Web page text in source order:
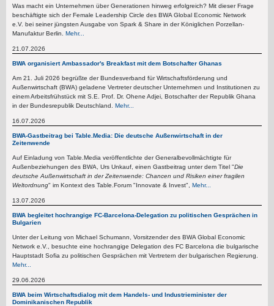
Was macht ein Unternehmen über Generationen hinweg erfolgreich? Mit dieser Frage
beschäftigte sich der Female Leadership Circle des BWA Global Economic Network
e.V. bei seiner jüngsten Ausgabe von Spark & Share in der Königlichen Porzellan-
Manufaktur Berlin. Mehr...
21.07.2026
BWA organisiert Ambassador's Breakfast mit dem Botschafter Ghanas
Am 21. Juli 2026 begrüßte der Bundesverband für Wirtschaftsförderung und
Außenwirtschaft (BWA) geladene Vertreter deutscher Unternehmen und Institutionen zu
einem Arbeitsfrühstück mit S.E. Prof. Dr. Ohene Adjei, Botschafter der Republik Ghana
in der Bundesrepublik Deutschland. Mehr...
16.07.2026
BWA-Gastbeitrag bei Table.Media: Die deutsche Außenwirtschaft in der
Zeitenwende
Auf Einladung von Table.Media veröffentlichte der Generalbevollmächtigte für
Außenbeziehungen des BWA, Urs Unkauf, einen Gastbeitrag unter dem Titel "Die
deutsche Außenwirtschaft in der Zeitenwende: Chancen und Risiken einer fragilen
Weltordnung" im Kontext des Table.Forum "Innovate & Invest", Mehr...
13.07.2026
BWA begleitet hochrangige FC-Barcelona-Delegation zu politischen Gesprächen in
Bulgarien
Unter der Leitung von Michael Schumann, Vorsitzender des BWA Global Economic
Network e.V., besuchte eine hochrangige Delegation des FC Barcelona die bulgarische
Hauptstadt Sofia zu politischen Gesprächen mit Vertretern der bulgarischen Regierung.
Mehr...
29.06.2026
BWA beim Wirtschaftsdialog mit dem Handels- und Industrieminister der
Dominikanischen Republik